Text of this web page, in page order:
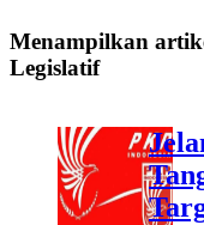
Menampilkan
Legislatif